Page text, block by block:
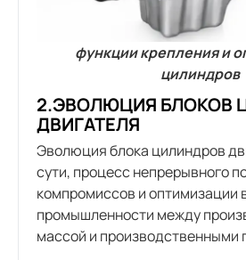
функции крепления и
цилиндров
2.ЭВОЛЮЦИЯ БЛОКОВ
ДВИГАТЕЛЯ
Эволюция блока цилиндров
сути, процесс непрерывного
компромиссов и оптимизации
промышленности между
массой и производственными